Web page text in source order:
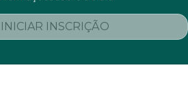
INICIAR INSCRIÇÃO